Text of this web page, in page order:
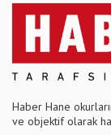
Haber Hane
ve objektif olarak